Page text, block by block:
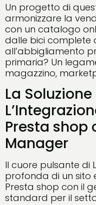
Un progetto di
armonizzare la
con un catalogo
dalle bici complete
all’abbigliamento
primaria? Un
magazzino,
La
Presta shop
Manager
Il cuore pulsante di
profonda di un sito
Presta shop con il
standard per il